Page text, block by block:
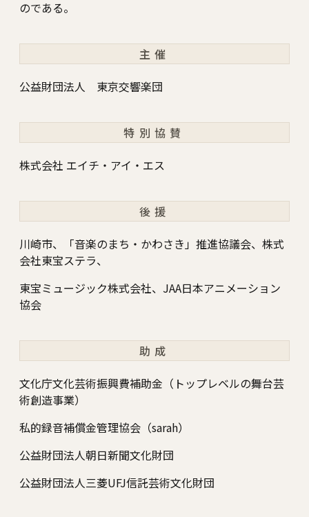
のである。
主催
公益財団法人 東京交響楽団
特別協賛
株式会社 エイチ・アイ・エス
後援
川崎市、「音楽のまち・かわさき」推進協議会、株式
会社東宝ステラ、
東宝ミュージック株式会社、JAA日本アニメーション
協会
助成
文化庁文化芸術振興費補助金（トップレベルの舞台芸
術創造事業）
私的録音補償金管理協会（sarah）
公益財団法人朝日新聞文化財団
公益財団法人三菱UFJ信託芸術文化財団